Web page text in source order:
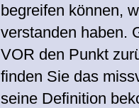
begreifen können,
verstanden haben.
VOR den Punkt
finden Sie das
seine Definition